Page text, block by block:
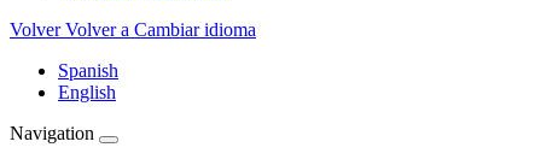
Volver Volver a Cambiar idioma
Spanish
English
Navigation